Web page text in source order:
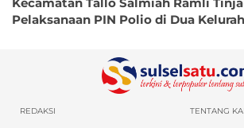
Pelaksanaan PIN Polio di Dua
REDAKSI TENTANG